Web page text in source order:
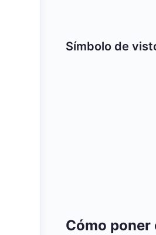
Símbolo de
Cómo poner